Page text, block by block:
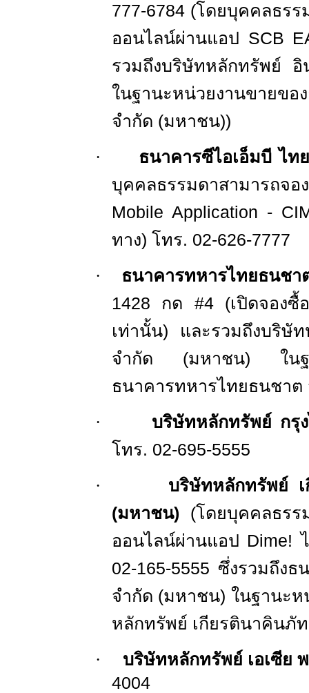
777-6784 (โดยบุคคลธรร
ออนไลน์ผ่านแอป SCB
รวมถึงบริษัทหลักทรัพย์
ในฐานะหน่วยงานขายข
จำกัด (มหาชน))
·
ธนาคารซีไอเอ็มบี ไ
บุคคลธรรมดาสามารถจอ
Mobile Application -
ทาง) โทร. 02-626-7777
·
ธนาคารทหารไทยธนช
1428 กด #4(เปิดจองซื้
เท่านั้น) และรวมถึงบริษั
จำกัด (มหาชน) ในฐา
ธนาคารทหารไทยธนชาต
·
บริษัทหลักทรัพย์ กรุ
โทร. 02-695-5555
·
บริษัทหลักทรัพย์
(มหาชน) (โดยบุคคลธรร
ออนไลน์ผ่านแอป Dime!
02-165-5555 ซึ่งรวมถึงธ
จำกัด (มหาชน) ในฐานะ
หลักทรัพย์ เกียรตินาคินภั
·
บริษัทหลักทรัพย์ เอเซีย
4004